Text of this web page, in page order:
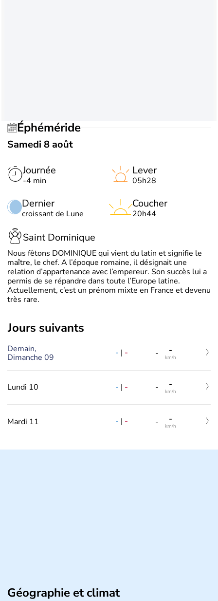
Éphéméride
Samedi 8 août
Journée
-4 min
Dernier
croissant de Lune
Lever
05h28
Coucher
20h44
Saint Dominique
Nous fêtons DOMINIQUE qui vient du latin et signifie le
maître, le chef. A l’époque romaine, il désignait une
relation d’appartenance avec l’empereur. Son succès lui a
permis de se répandre dans toute l’Europe latine.
Actuellement, c’est un prénom mixte en France et devenu
très rare.
jours suivants
Demain,
Dimanche 09
- | - - -
km/h
Lundi 10 - | - - -
km/h
Mardi 11 - | - - -
km/h
Géographie et climat